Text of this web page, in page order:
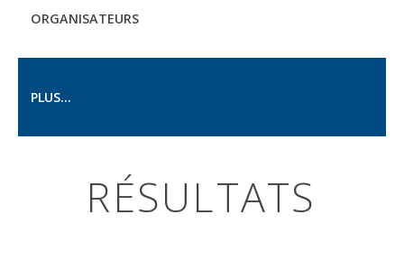
ORGANISATEURS
PLUS...
RÉSULTATS